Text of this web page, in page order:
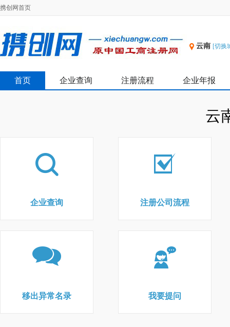
携创网首页
云南 [切换
首页 企业查询 注册流程 企业年报
云
企业查询 注册公司流程
移出异常名录 我要提问